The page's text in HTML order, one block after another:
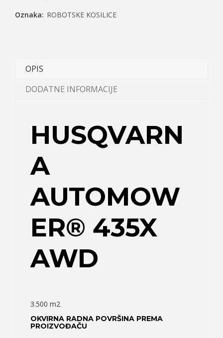
Oznaka: ROBOTSKE KOSILICE
OPIS
DODATNE INFORMACIJE
HUSQVARN
A
AUTOMOW
ER® 435X
AWD
3.500 m2
OKVIRNA RADNA POVRŠINA PREMA
PROIZVOĐAČU